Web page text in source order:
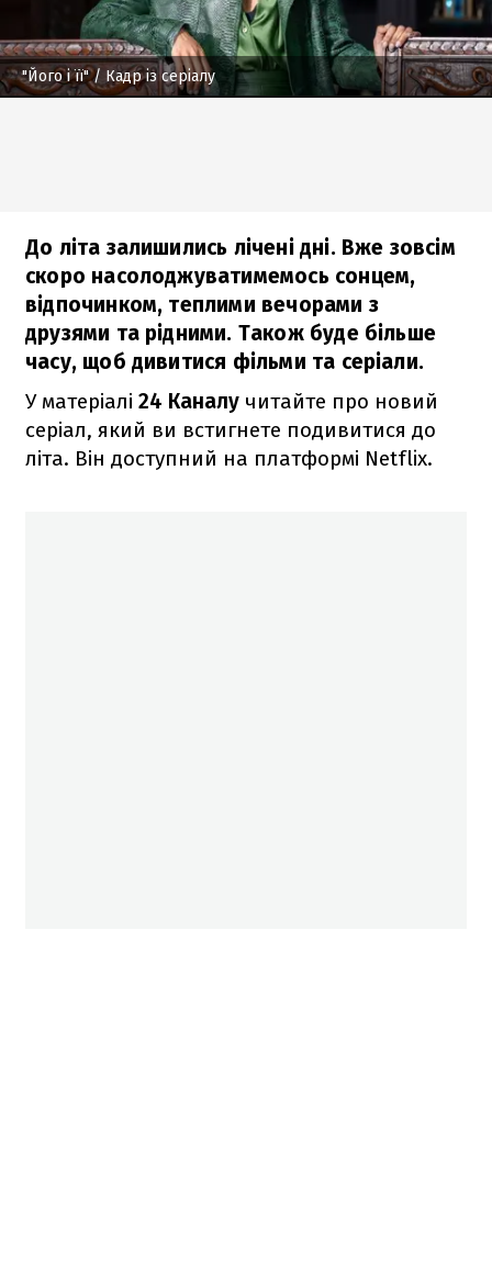
"Його і її"/ Кадр із серіалу
До літа залишились лічені дні. Вже зовсім
скоро насолоджуватимемось сонцем,
відпочинком, теплими вечорами з
друзями та рідними. Також буде більше
часу, щоб дивитися фільми та серіали.
У матеріалі 24 Каналу читайте про новий
серіал, який ви встигнете подивитися до
літа. Він доступний на платформі Netflix.